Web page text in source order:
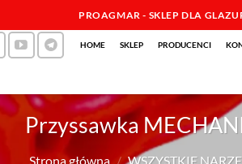
PROAGMAR - SKLEP DLA
HOME SKLEP PRODUCENCI
Przyssawka
Strona główna / WSZYSTKIE